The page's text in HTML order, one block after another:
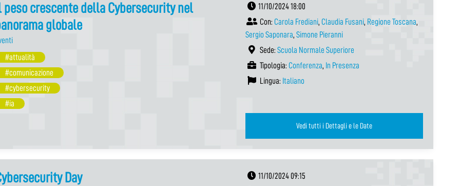
peso crescente della Cybersecurity nel
globale
#attualità
#comunicazione
#cybersecurity
#ia
11/10/2024 18:00
Con: Carola Frediani, Claudia Fusani, Regione Toscana,
Sergio Saponara, Simone Pieranni
Sede: Scuola Normale Superiore
Tipologia: Conferenza, In Presenza
Lingua: Italiano
Vedi tutti i Dettagli e le Date
Day
11/10/2024 09:15